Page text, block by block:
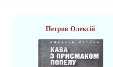
Петров Олексій